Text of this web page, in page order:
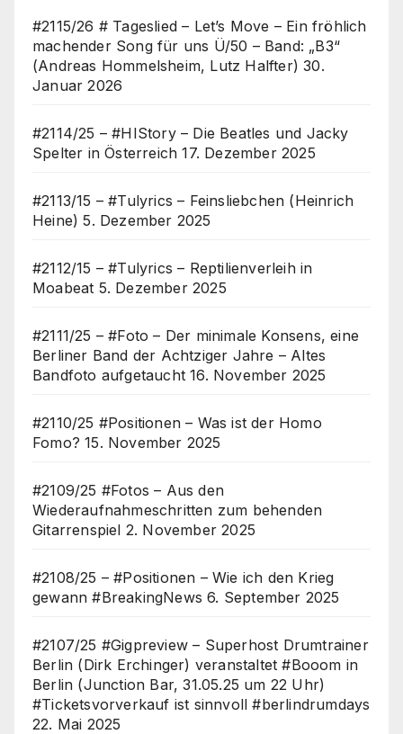
#2115/26 # Tageslied – Let’s Move – Ein fröhlich
machender Song für uns Ü/50 – Band: „B3“
(Andreas Hommelsheim, Lutz Halfter) 30.
Januar 2026
#2114/25 – #HIStory – Die Beatles und Jacky
Spelter in Österreich 17. Dezember 2025
#2113/15 – #Tulyrics – Feinsliebchen (Heinrich
Heine) 5. Dezember 2025
#2112/15 – #Tulyrics – Reptilienverleih in
Moabeat 5. Dezember 2025
#2111/25 – #Foto – Der minimale Konsens, eine
Berliner Band der Achtziger Jahre – Altes
Bandfoto aufgetaucht 16. November 2025
#2110/25 #Positionen – Was ist der Homo
Fomo? 15. November 2025
#2109/25 #Fotos – Aus den
Wiederaufnahmeschritten zum behenden
Gitarrenspiel 2. November 2025
#2108/25 – #Positionen – Wie ich den Krieg
gewann #BreakingNews 6. September 2025
#2107/25 #Gigpreview – Superhost Drumtrainer
Berlin (Dirk Erchinger) veranstaltet #Booom in
Berlin (Junction Bar, 31.05.25 um 22 Uhr)
#Ticketsvorverkauf ist sinnvoll #berlindrumdays
22. Mai 2025